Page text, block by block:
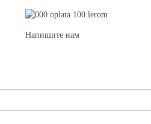
Напишите нам